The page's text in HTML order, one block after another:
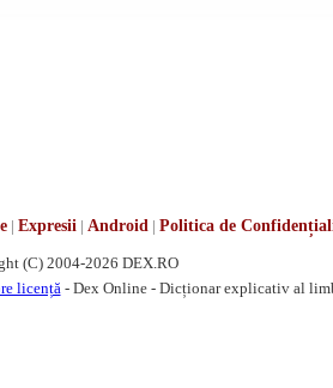
| Expresii | Android | Politica de
(C) 2004-2026 DEX.RO
licență - Dex Online - Dicționar explicativ al